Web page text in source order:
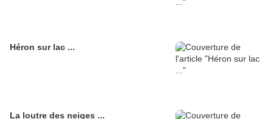
Héron sur lac ...
La loutre des neiges ...